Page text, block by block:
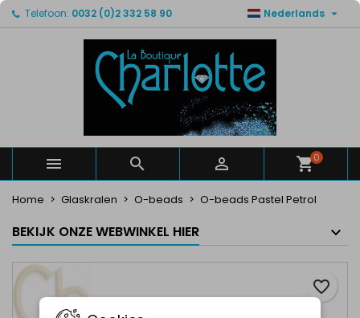
Telefoon: 0032 (0)2 332 58 90 Nederlands 
   0
Home Glaskralen O-beads O-beads Pastel Petrol
BEKIJK ONZE WEBWINKEL HIER
favorite_border
Mijn verlanglijsten ×
Maak een lijst
Maak een verlanglijst ×
Verlanglijst naam
Annuleren Maak een verlanglijst
Inloggen ×
U moet ingelogd zijn om producten in uw verlanglijst
Annuleren Inloggen